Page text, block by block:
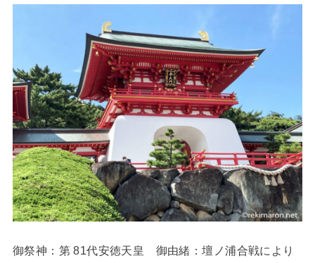
御祭神：第 81代安徳天皇 御由緒：壇ノ浦合戦により